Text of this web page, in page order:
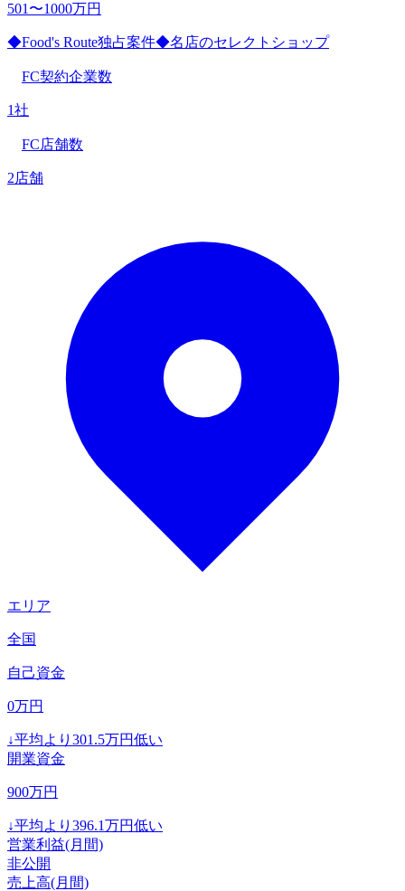
501〜1000万円
◆Food's Route独占案件◆名店のセレクトショップ
FC契約企業数
1社
FC店舗数
2店舗
エリア
全国
自己資金
0万円
↓平均より 301.5万円低い
開業資金
900万円
↓平均より 396.1万円低い
営業利益(月間)
非公開
売上高(月間)